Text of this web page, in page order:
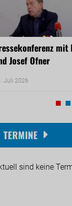
mit
Josef Ofner
Juli 2026
TERMINE
sind keine